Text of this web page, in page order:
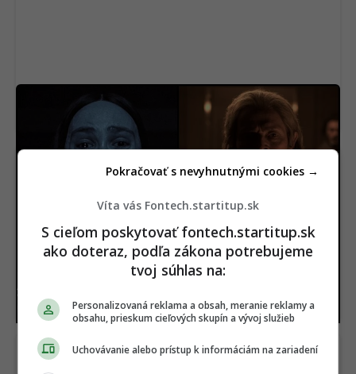
Na Netflix dorazila geniálna novinka aj s
dabingom. Má aj slovenský rukopis
USA našli pod púšťou
surovinový poklad za 152
miliárd dolárov. V ťažbe
prekážka
Vedci sa vo Venuši celé
roky mýlili. Pod jej
povrchom objavili
ešte nestretli
Víta vás Fontech.startitup.sk
S cieľom poskytovať fontech.startitup.sk
ako doteraz, podľa zákona potrebujeme
tvoj súhlas na:
Personalizovaná reklama a obsah, meranie reklamy a
obsahu, prieskum cieľových skupín a vývoj služieb
Uchovávanie alebo prístup k informáciám na zariadení
Pokračovať s nevyhnutnými cookies →